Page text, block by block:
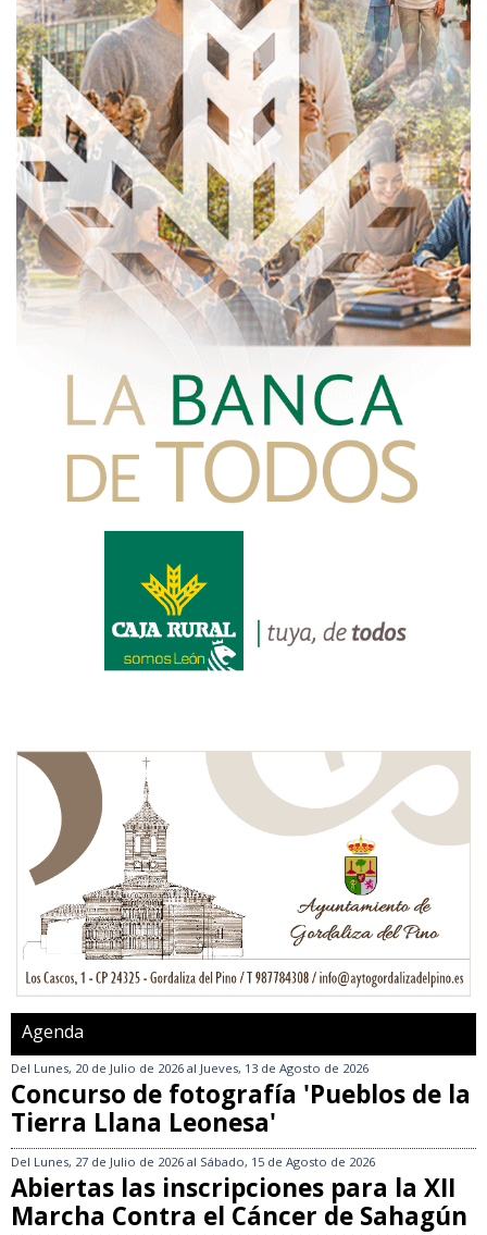
Agenda
Del Lunes, 20 de Julio de 2026 al Jueves, 13 de Agosto de 2026
Concurso de fotografía 'Pueblos de la
Tierra Llana Leonesa'
Del Lunes, 27 de Julio de 2026 al Sábado, 15 de Agosto de 2026
Abiertas las inscripciones para la XII
Marcha Contra el Cáncer de Sahagún